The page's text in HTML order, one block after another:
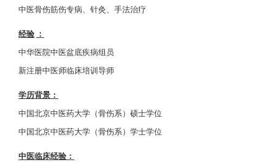
中医骨伤筋伤专病、针灸、手法治疗
经验 ：
中华医院中医盆底疾病组员
新注册中医师临床培训导师
学历背景：
中国北京中医药大学（骨伤系）硕士学位
中国北京中医药大学（骨伤系）学士学位
中医临床经验：